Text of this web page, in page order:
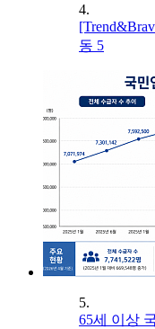
4.
동 5
5.
65세 이상